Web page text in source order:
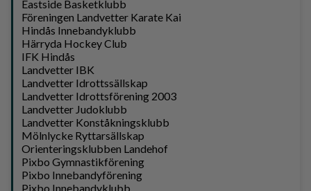
Eastside Basketklubb
Föreningen Landvetter Karate Kai
Hindås Innebandyklubb
Härryda Hockey Club
IFK Hindås
Landvetter IBK
Landvetter Idrottssällskap
Landvetter Idrottsförening 2003
Landvetter Judoklubb
Landvetter Konståkningsklubb
Mölnlycke Ryttarsällskap
Orienteringsklubben Landehof
Pixbo Gymnastikförening
Pixbo Innebandyförening
Pixbo Innebandyklubb